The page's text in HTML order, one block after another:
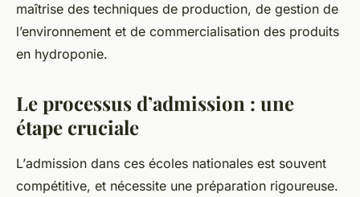
maîtrise des techniques de production, de gestion de
l’environnement et de commercialisation des produits
en hydroponie.
Le processus d’admission : une
étape cruciale
L’admission dans ces écoles nationales est souvent
compétitive, et nécessite une préparation rigoureuse.